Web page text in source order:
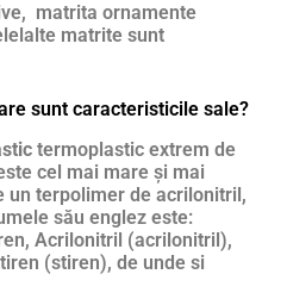
matrita ornamente
matrite sunt
sunt caracteristicile sale?
termoplastic extrem de
cel mai mare și mai
un terpolimer de acrilonitril,
său englez este:
Acrilonitril (acrilonitril),
(stiren), de unde si